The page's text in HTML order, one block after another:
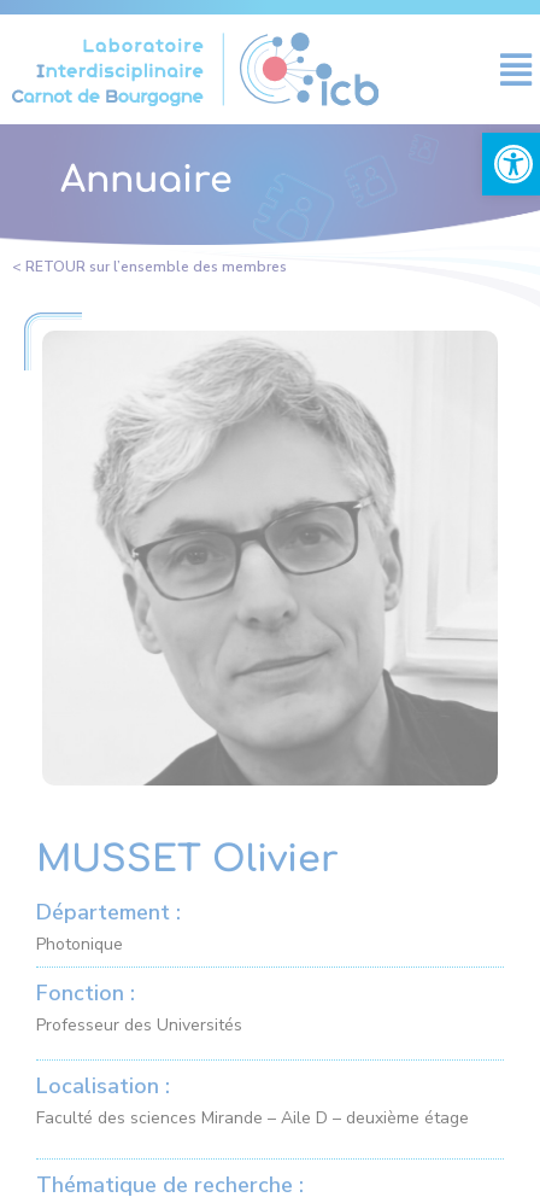
Ouvrir
Annuaire
< RETOUR sur l’ensemble des membres
MUSSET Olivier
Département :
Photonique
Fonction :
Professeur des Universités
Localisation :
Faculté des sciences Mirande – Aile D – deuxième étage
Thématique de recherche :
Panneau de gestion des cookies